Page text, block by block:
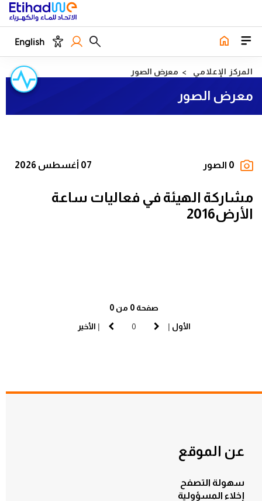
English
المركز الإعلامي معرض الصور
معرض الصور
0 الصور 07 أغسطس 2026
مشاركة الهيئة في فعاليات ساعة
الأرض2016
صفحة 0 من 0
الأول |
| الأخير
عن الموقع
سهولة التصفح
إخلاء المسؤولية